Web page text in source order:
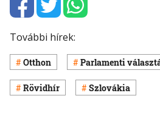
További hírek:
Otthon Parlamenti
Rövidhír Szlovákia